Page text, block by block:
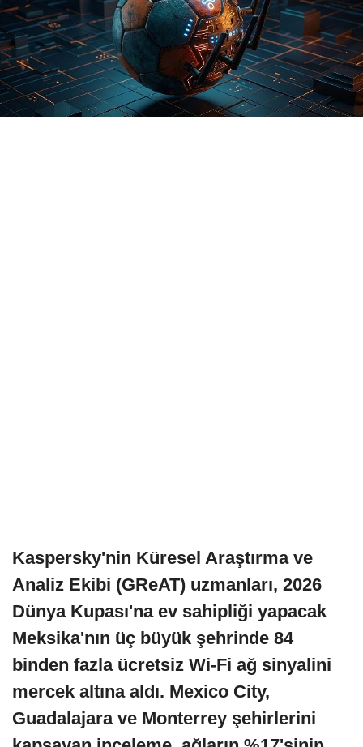
Kaspersky'nin Küresel Araştırma ve
Analiz Ekibi (GReAT) uzmanları, 2026
Dünya Kupası'na ev sahipliği yapacak
Meksika'nın üç büyük şehrinde 84
binden fazla ücretsiz Wi-Fi ağ sinyalini
mercek altına aldı. Mexico City,
Guadalajara ve Monterrey şehirlerini